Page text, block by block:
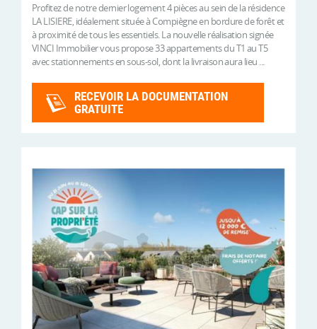
Profitez de notre dernier logement 4 pièces au sein de la résidence
LA LISIERE, idéalement située à Compiègne en bordure de forêt et
à proximité de tous les essentiels. La nouvelle réalisation signée
VINCI Immobilier vous propose 33 appartements du T1 au T5
avec stationnements en sous-sol, dont la livraison aura lieu ...
RECEVOIR LA DOCUMENTATION
GRATUITE